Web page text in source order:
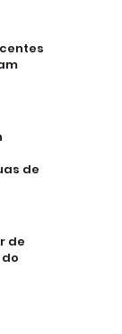
de
de